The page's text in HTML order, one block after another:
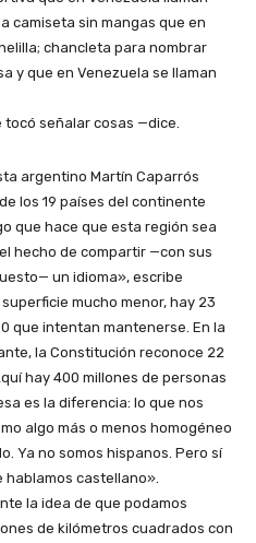
camiseta sin mangas que en
chancleta para nombrar
y que en Venezuela se llaman
señalar cosas —dice.
argentino Martín Caparrós
los 19 países del continente
que hace que esta región sea
hecho de compartir —con sus
un idioma», escribe
mucho menor, hay 23
que intentan mantenerse. En la
la Constitución reconoce 22
hay 400 millones de personas
es la diferencia: lo que nos
algo más o menos homogéneo
Ya no somos hispanos. Pero sí
castellano».
la idea de que podamos
de kilómetros cuadrados con